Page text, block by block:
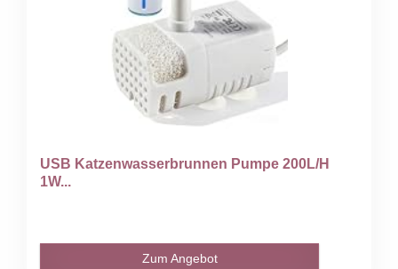
USB Katzenwasserbrunnen Pumpe 200L/H
1W...
Zum Angebot